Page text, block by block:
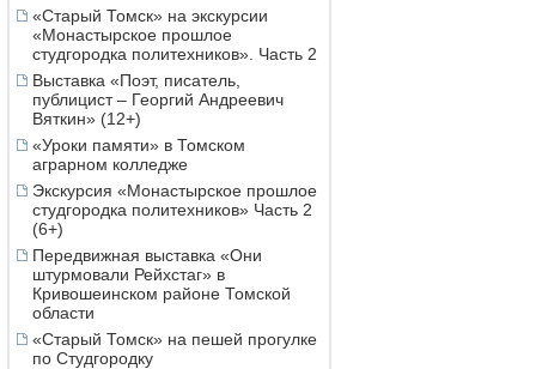
«Старый Томск» на экскурсии
«Монастырское прошлое
студгородка политехников». Часть 2
Выставка «Поэт, писатель,
публицист – Георгий Андреевич
Вяткин» (12+)
«Уроки памяти» в Томском
аграрном колледже
Экскурсия «Монастырское прошлое
студгородка политехников» Часть 2
(6+)
Передвижная выставка «Они
штурмовали Рейхстаг» в
Кривошеинском районе Томской
области
«Старый Томск» на пешей прогулке
по Студгородку